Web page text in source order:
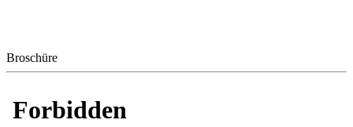
Broschüre